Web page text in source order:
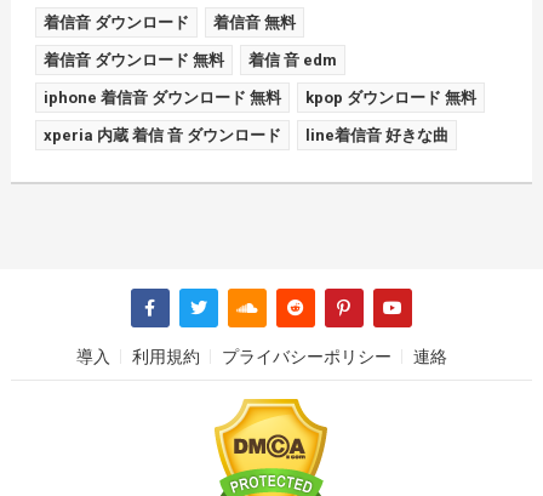
着信音 ダウンロード 着信音 無料
着信音 ダウンロード 無料 着信 音 edm
iphone 着信音 ダウンロード 無料 kpop ダウンロード 無料
xperia 内蔵 着信 音 ダウンロード line着信音 好きな曲
導入 利用規約 プライバシーポリシー 連絡